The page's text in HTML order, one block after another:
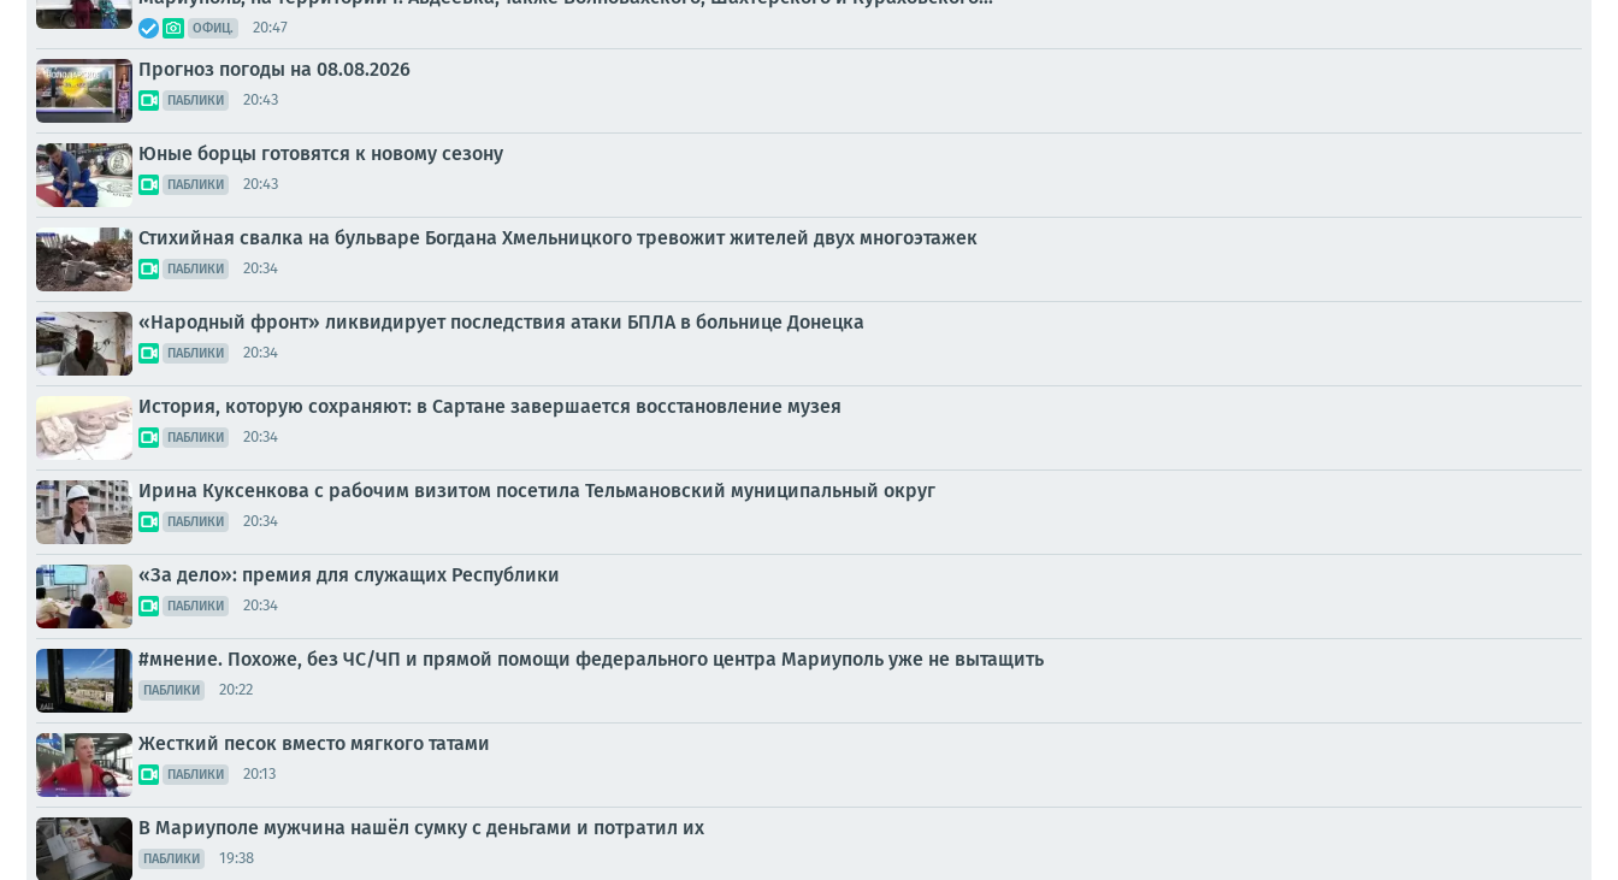
ОФИЦ. 20:47
Прогноз погоды на 08.08.2026
ПАБЛИКИ 20:43
Юные борцы готовятся к новому сезону
ПАБЛИКИ 20:43
Стихийная свалка на бульваре Богдана Хмельницкого тревожит жителей двух многоэтажек
ПАБЛИКИ 20:34
«Народный фронт» ликвидирует последствия атаки БПЛА в больнице Донецка
ПАБЛИКИ 20:34
История, которую сохраняют: в Сартане завершается восстановление музея
ПАБЛИКИ 20:34
Ирина Куксенкова с рабочим визитом посетила Тельмановский муниципальный округ
ПАБЛИКИ 20:34
«За дело»: премия для служащих Республики
ПАБЛИКИ 20:34
#мнение. Похоже, без ЧС/ЧП и прямой помощи федерального центра Мариуполь уже не вытащить
ПАБЛИКИ 20:22
Жесткий песок вместо мягкого татами
ПАБЛИКИ 20:13
В Мариуполе мужчина нашёл сумку с деньгами и потратил их
ПАБЛИКИ 19:38